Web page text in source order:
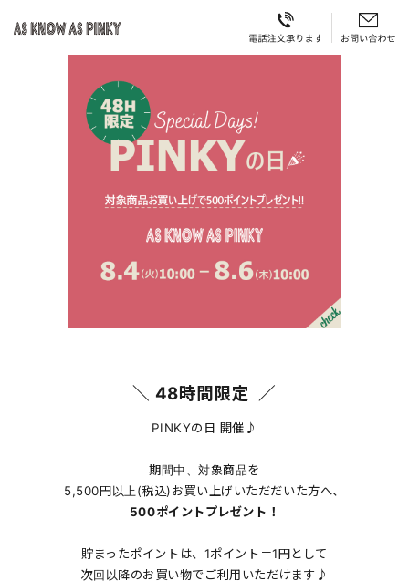
＼ 48時間限定 ／
PINKYの日 開催♪
期間中、対象商品を
5,500円以上(税込)お買い上げいただだいた方へ、
500ポイントプレゼント！
貯まったポイントは、1ポイント＝1円として
次回以降のお買い物でご利用いただけます♪